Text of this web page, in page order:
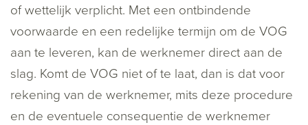
of wettelijk verplicht. Met een ontbindende
voorwaarde en een redelijke termijn om de VOG
aan te leveren, kan de werknemer direct aan de
slag. Komt de VOG niet of te laat, dan is dat voor
rekening van de werknemer, mits deze procedure
en de eventuele consequentie de werknemer